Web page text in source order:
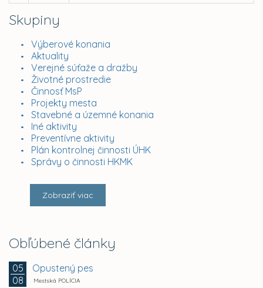
Skupiny
Výberové konania
Aktuality
Verejné súťaže a dražby
Životné prostredie
Činnosť MsP
Projekty mesta
Stavebné a územné konania
Iné aktivity
Preventívne aktivity
Plán kontrolnej činnosti ÚHK
Správy o činnosti HKMK
Zobraziť viac
Obľúbené články
05
08
Opustený pes
Mestská POLÍCIA